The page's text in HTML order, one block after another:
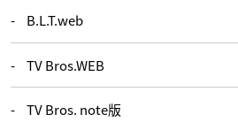
B.L.T.web
TV Bros.WEB
TV Bros. note版